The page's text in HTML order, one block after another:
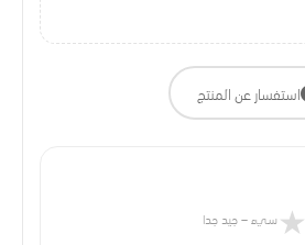
استفسار عن المنتج
★ سيء – جيد جدا